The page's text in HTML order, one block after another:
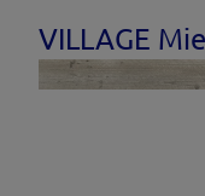
VILLAGE